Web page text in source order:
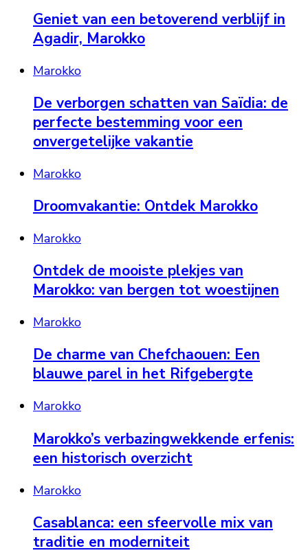
Geniet van een betoverend verblijf in
Agadir, Marokko
Marokko
De verborgen schatten van Saïdia: de
perfecte bestemming voor een
onvergetelijke vakantie
Marokko
Droomvakantie: Ontdek Marokko
Marokko
Ontdek de mooiste plekjes van
Marokko: van bergen tot woestijnen
Marokko
De charme van Chefchaouen: Een
blauwe parel in het Rifgebergte
Marokko
Marokko’s verbazingwekkende erfenis:
een historisch overzicht
Marokko
Casablanca: een sfeervolle mix van
traditie en moderniteit